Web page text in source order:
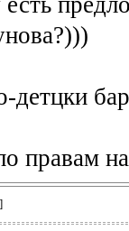
детцки
правам